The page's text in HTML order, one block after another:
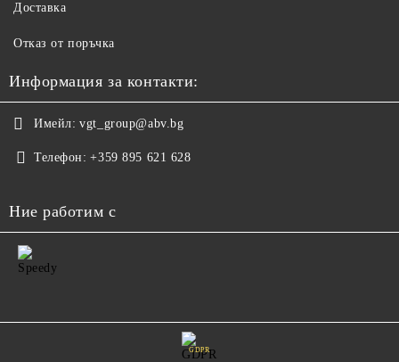
Доставка
Отказ от поръчка
Информация за контакти:
Имейл: vgt_group@abv.bg
Телефон: +359 895 621 628
Ние работим с
GDPR